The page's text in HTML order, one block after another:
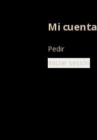
Mi cuenta
Pedir
Iniciar sesión